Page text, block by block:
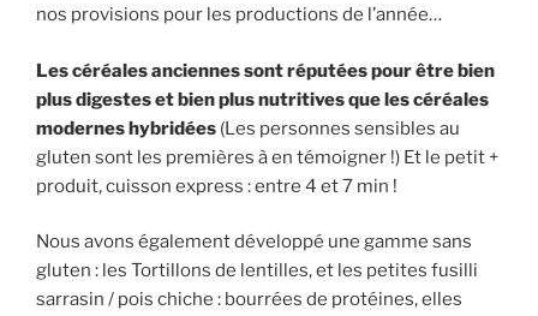
nos provisions pour les productions de l’année…
Les céréales anciennes sont réputées pour être bien
plus digestes et bien plus nutritives que les céréales
modernes hybridées (Les personnes sensibles au
gluten sont les premières à en témoigner !) Et le petit +
produit, cuisson express : entre 4 et 7 min !
Nous avons également développé une gamme sans
gluten : les Tortillons de lentilles, et les petites fusilli
sarrasin / pois chiche : bourrées de protéines, elles